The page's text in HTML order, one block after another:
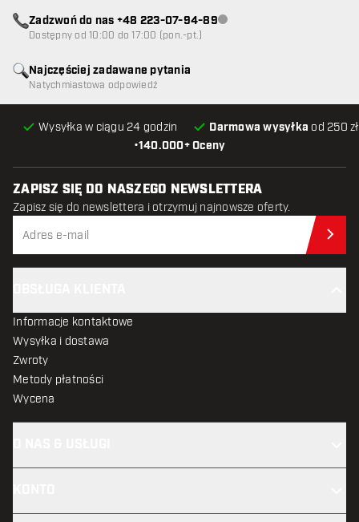
•140.000+ Oceny
Wysyłka w ciągu 24 godzin Darmowa wysyłka od 250
Najczęściej zadawane pytania
Natychmiastowa odpowiedź
Zadzwoń do nas +48 223-07-94-89Obsługa klienta niedostępna
Dostępny od 10:00 do 17:00 (pon.-pt.)
ZAPISZ SIĘ DO NASZEGO NEWSLETTERA
Zapisz się do newslettera i otrzymuj najnowsze oferty.
Informacje kontaktowe
Wysyłka i dostawa
Zwroty
Metody płatności
Wycena